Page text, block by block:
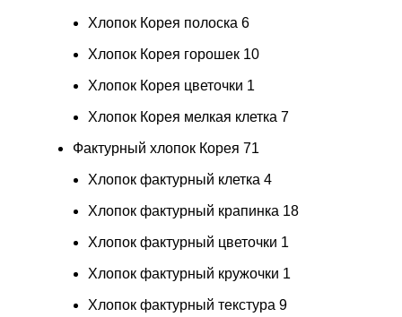
Хлопок Корея полоска 6
Хлопок Корея горошек 10
Хлопок Корея цветочки 1
Хлопок Корея мелкая клетка 7
Фактурный хлопок Корея 71
Хлопок фактурный клетка 4
Хлопок фактурный крапинка 18
Хлопок фактурный цветочки 1
Хлопок фактурный кружочки 1
Хлопок фактурный текстура 9